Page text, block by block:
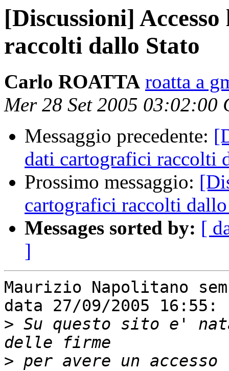
[Discussioni]
raccolti dallo Stato
Carlo ROATTA roatta a
Mer 28 Set 2005 03:02:00
Messaggio precedente:
dati cartografici raccolti
Prossimo messaggio:
cartografici raccolti
Messages sorted by: [
]
Maurizio Napolitano
data 27/09/2005 16:55:
> Su questo sito e'
> per avere un